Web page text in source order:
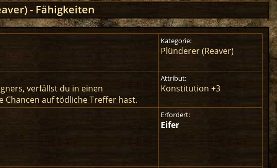
- Fähigkeiten
Kategorie:
Plünderer (Reaver)
verfällst du in einen
Chancen auf tödliche Treffer hast.
Attribut:
Konstitution +3
Erfordert:
Eifer